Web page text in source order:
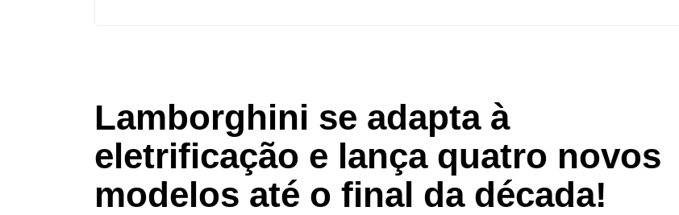
Lamborghini se adapta à
eletrificação e lança quatro novos
modelos até o final da década!